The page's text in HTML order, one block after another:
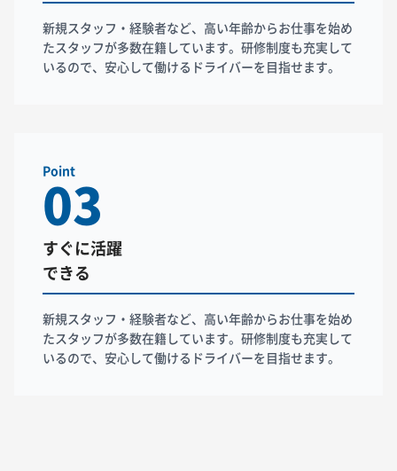
新規スタッフ・経験者など、高い年齢からお仕事を始め
たスタッフが多数在籍しています。研修制度も充実して
いるので、安心して働けるドライバーを目指せます。
Point
03
すぐに活躍
できる
新規スタッフ・経験者など、高い年齢からお仕事を始め
たスタッフが多数在籍しています。研修制度も充実して
いるので、安心して働けるドライバーを目指せます。